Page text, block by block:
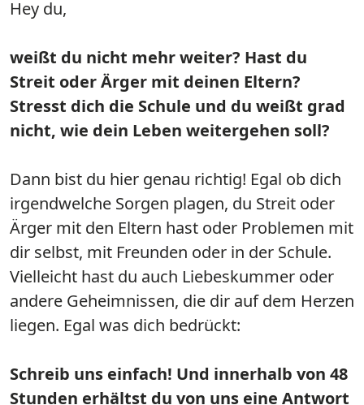
Hey du,
weißt du nicht mehr weiter? Hast du
Streit oder Ärger mit deinen Eltern?
Stresst dich die Schule und du weißt grad
nicht, wie dein Leben weitergehen soll?
Dann bist du hier genau richtig! Egal ob dich
irgendwelche Sorgen plagen, du Streit oder
Ärger mit den Eltern hast oder Problemen mit
dir selbst, mit Freunden oder in der Schule.
Vielleicht hast du auch Liebeskummer oder
andere Geheimnissen, die dir auf dem Herzen
liegen. Egal was dich bedrückt:
Schreib uns einfach! Und innerhalb von 48
Stunden erhältst du von uns eine Antwort